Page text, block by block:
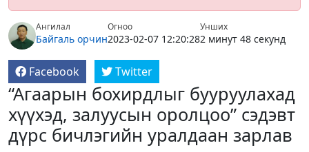
Ангилал
Байгаль орчин
Огноо
2023-02-07 12:20:28
Унших
2 минут 48 секунд
Facebook Twitter
“Агаарын бохирдлыг бууруулахад
хүүхэд, залуусын оролцоо” сэдэвт
дүрс бичлэгийн уралдаан зарлав